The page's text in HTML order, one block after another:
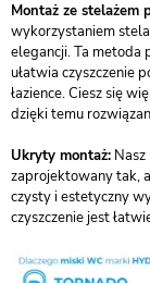
Montaż ze stelażem
wykorzystaniem
elegancji. Ta metoda
ułatwia czyszczenie
łazience. Ciesz się
dzięki temu
Ukryty montaż:
zaprojektowany tak,
czysty i estetyczny
czyszczenie jest